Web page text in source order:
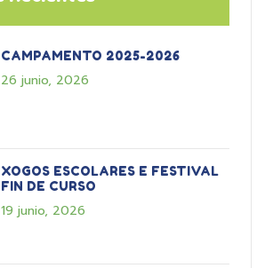
CAMPAMENTO 2025-2026
26 junio, 2026
XOGOS ESCOLARES E FESTIVAL
FIN DE CURSO
19 junio, 2026